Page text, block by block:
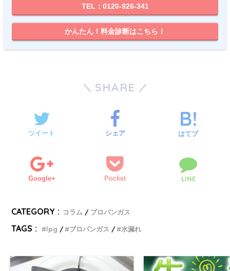
料金情報量日本一
リアで適正価格のガス会社を探し、契約後も料金
の保証監視を行い、無料代行なので安心してご相
るので煩わしい思いをせず任せられます。
ファトマグ×プロパンガス消費者生活センタ
0120-926-341[プロパンガス消費者生活セ
TEL：0120-926-341
かんたん！料金診断はこちら！
現在のご請求金額
3 クリック
SHARE
ツイート シェア はてブ
Google+ Pocket LINE
CATEGORY : コラム プロパンガス
TAGS : lpg プロパンガス 水漏れ